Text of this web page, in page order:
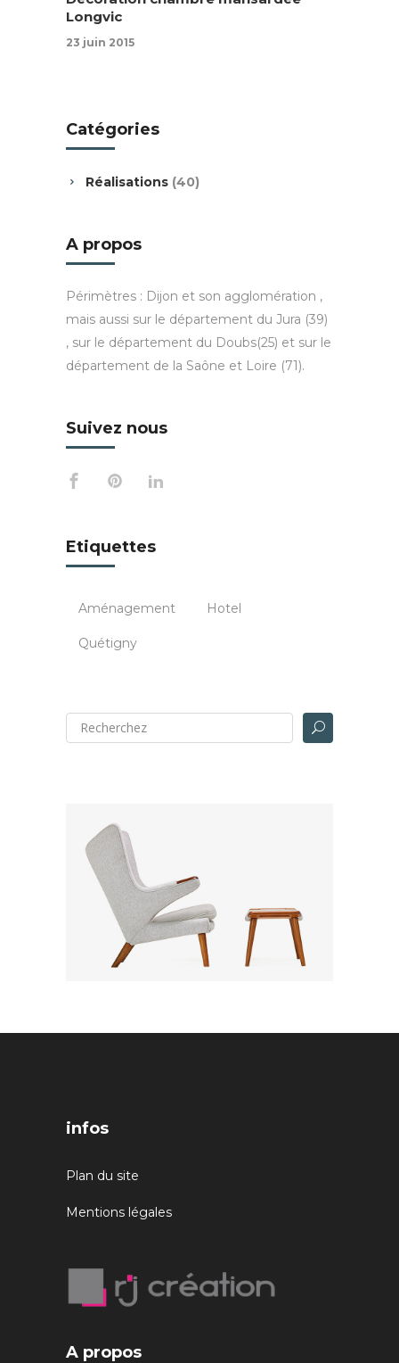
Longvic
23 juin 2015
Catégories
Réalisations (40)
A propos
Périmètres : Dijon et son agglomération ,
mais aussi sur le département du Jura (39)
, sur le département du Doubs(25) et sur le
département de la Saône et Loire (71).
Suivez nous
Etiquettes
Aménagement Hotel
Quétigny
infos
Plan du site
Mentions légales
A propos